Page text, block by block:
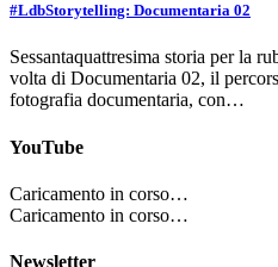
#LdbStorytelling: Documentaria 02
Sessantaquattresima storia per la
volta di Documentaria 02, il
fotografia documentaria, con…
YouTube
Caricamento in corso…
Caricamento in corso…
Newsletter